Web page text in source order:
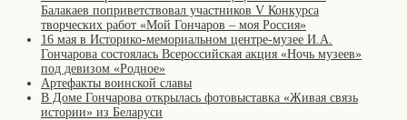
Балакаев поприветствовал участников V Конкурса
творческих работ «Мой Гончаров – моя Россия»
16 мая в Историко-мемориальном центре-музее И.А.
Гончарова состоялась Всероссийская акция «Ночь музеев»
под девизом «Родное»
Артефакты воинской славы
В Доме Гончарова открылась фотовыставка «Живая связь
истории» из Беларуси